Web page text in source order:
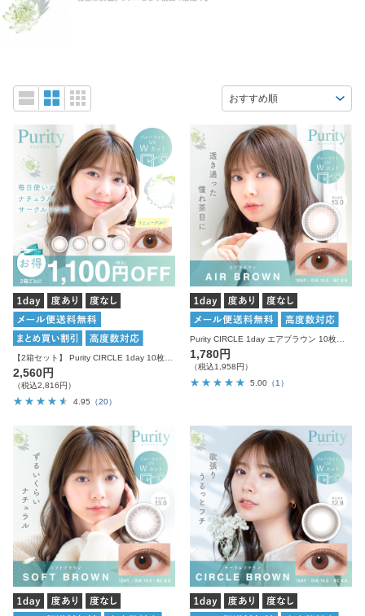
2,560円
（税込2,816円）
4.95 （20）
1,780円
（税込1,958円）
5.00 （1）